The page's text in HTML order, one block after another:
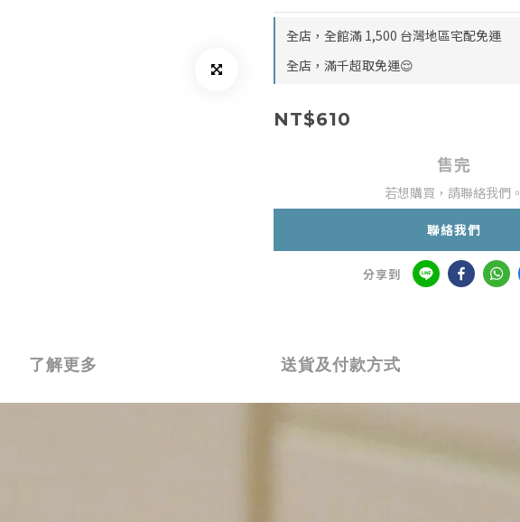
全店，全館滿 1,500 台灣地區宅配免運
全店，滿千超取免運😌
NT$610
售完
若想購買，請聯絡我們。
聯絡我們
分享到
了解更多 送貨及付款方式